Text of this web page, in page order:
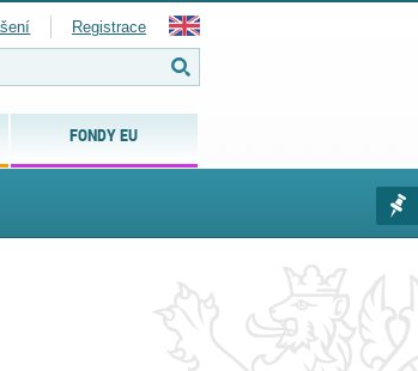
FONDY EU
Registrace